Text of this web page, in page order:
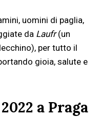
uomini di paglia,
da Laufr(un
per tutto il
gioia, salute e
a Praga